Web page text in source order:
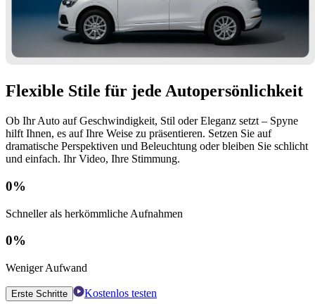
Flexible Stile für jede Autopersönlichkeit
Ob Ihr Auto auf Geschwindigkeit, Stil oder Eleganz setzt – Spyne
hilft Ihnen, es auf Ihre Weise zu präsentieren. Setzen Sie auf
dramatische Perspektiven und Beleuchtung oder bleiben Sie schlicht
und einfach. Ihr Video, Ihre Stimmung.
0%
Schneller als herkömmliche Aufnahmen
0%
Weniger Aufwand
Erste Schritte Kostenlos testen